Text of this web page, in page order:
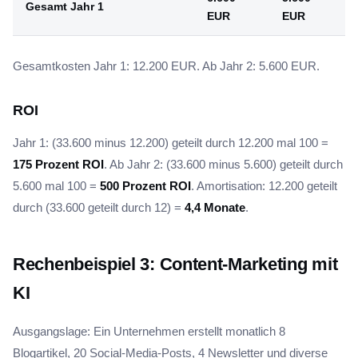
Gesamt Jahr 1
EUR
EUR
Gesamtkosten Jahr 1: 12.200 EUR. Ab Jahr 2: 5.600 EUR.
ROI
Jahr 1: (33.600 minus 12.200) geteilt durch 12.200 mal 100 =
175 Prozent ROI. Ab Jahr 2: (33.600 minus 5.600) geteilt durch
5.600 mal 100 = 500 Prozent ROI. Amortisation: 12.200 geteilt
durch (33.600 geteilt durch 12) = 4,4 Monate.
Rechenbeispiel 3: Content-Marketing mit
KI
Ausgangslage: Ein Unternehmen erstellt monatlich 8
Blogartikel, 20 Social-Media-Posts, 4 Newsletter und diverse